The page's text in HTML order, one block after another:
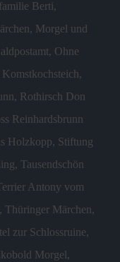
Berti,
, Morgel und
, Ohne
,
, Rothirsch Don
Reinhardsbrunn
Holzkopp, Stiftung
, Tausendschön
Antony vom
, Thüringer Märchen,
zur Schlossruine,
Morgel,